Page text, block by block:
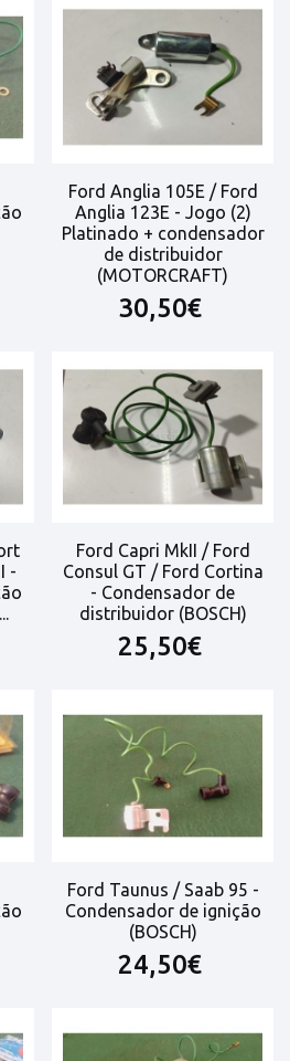
Ford Anglia 105E / Ford
Anglia 123E - Jogo (2)
Platinado + condensador
de distribuidor
(MOTORCRAFT)
30,50€
-
Ford Capri MkII / Ford
Consul GT / Ford Cortina
- Condensador de
distribuidor (BOSCH)
25,50€
Ford Taunus / Saab 95 -
Condensador de ignição
(BOSCH)
24,50€